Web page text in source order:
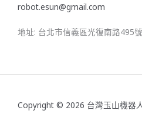
robot.esun@gmail.com
地址: 台北市信義區光復南路495
Copyright © 2026 台灣玉山機器